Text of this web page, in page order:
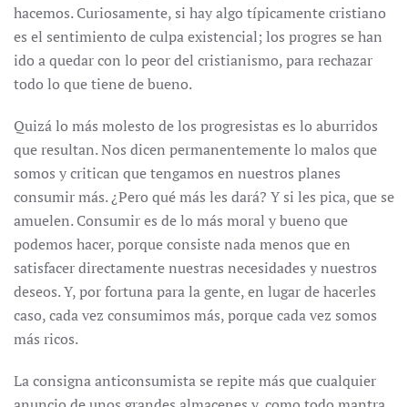
hacemos. Curiosamente, si hay algo típicamente cristiano
es el sentimiento de culpa existencial; los progres se han
ido a quedar con lo peor del cristianismo, para rechazar
todo lo que tiene de bueno.
Quizá lo más molesto de los progresistas es lo aburridos
que resultan. Nos dicen permanentemente lo malos que
somos y critican que tengamos en nuestros planes
consumir más. ¿Pero qué más les dará? Y si les pica, que se
amuelen. Consumir es de lo más moral y bueno que
podemos hacer, porque consiste nada menos que en
satisfacer directamente nuestras necesidades y nuestros
deseos. Y, por fortuna para la gente, en lugar de hacerles
caso, cada vez consumimos más, porque cada vez somos
más ricos.
La consigna anticonsumista se repite más que cualquier